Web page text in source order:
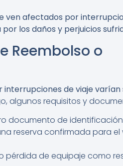
ven afectados por
los daños y perjuicios
Reembolso o
de viaje varían
algunos requisitos y
documento de
reserva confirmada para el
pérdida de equipaje como